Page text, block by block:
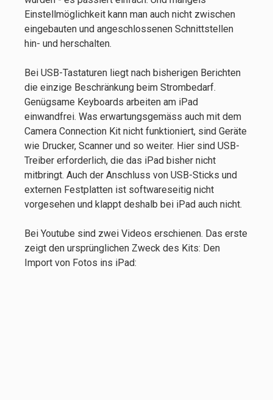
Einstellmöglichkeit kann man auch nicht zwischen
eingebauten und angeschlossenen Schnittstellen
hin- und herschalten.
Bei USB-Tastaturen liegt nach bisherigen Berichten
die einzige Beschränkung beim Strombedarf.
Genügsame Keyboards arbeiten am iPad
einwandfrei. Was erwartungsgemäss auch mit dem
Camera Connection Kit nicht funktioniert, sind Geräte
wie Drucker, Scanner und so weiter. Hier sind USB-
Treiber erforderlich, die das iPad bisher nicht
mitbringt. Auch der Anschluss von USB-Sticks und
externen Festplatten ist softwareseitig nicht
vorgesehen und klappt deshalb bei iPad auch nicht.
Bei Youtube sind zwei Videos erschienen. Das erste
zeigt den ursprünglichen Zweck des Kits: Den
Import von Fotos ins iPad: